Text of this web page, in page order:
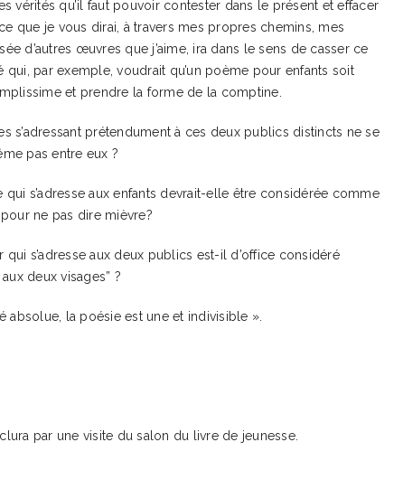
vérités qu’il faut pouvoir contester dans le présent et effacer
que je vous dirai, à travers mes propres chemins, mes
d’autres œuvres que j’aime, ira dans le sens de casser ce
qui, par exemple, voudrait qu’un poème pour enfants soit
et prendre la forme de la comptine.
s’adressant prétendument à ces deux publics distincts ne se
pas entre eux ?
qui s’adresse aux enfants devrait-elle être considérée comme
ne pas dire mièvre?
qui s’adresse aux deux publics est-il d’office considéré
deux visages” ?
absolue, la poésie est une et indivisible ».
par une visite du salon du livre de jeunesse.